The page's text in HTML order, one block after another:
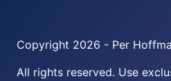
Copyright 2026 - Per
All rights reserved. Use